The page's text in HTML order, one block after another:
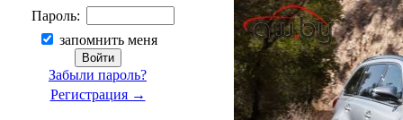
Пароль:
запомнить меня
Забыли пароль?
Регистрация →